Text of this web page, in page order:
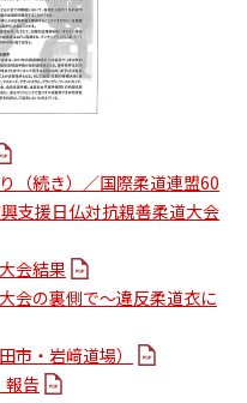
（続き）／国際柔道連盟60
支援日仏対抗親善柔道大会
会結果
会の裏側で～違反柔道衣に
市・岩﨑道場）
報告